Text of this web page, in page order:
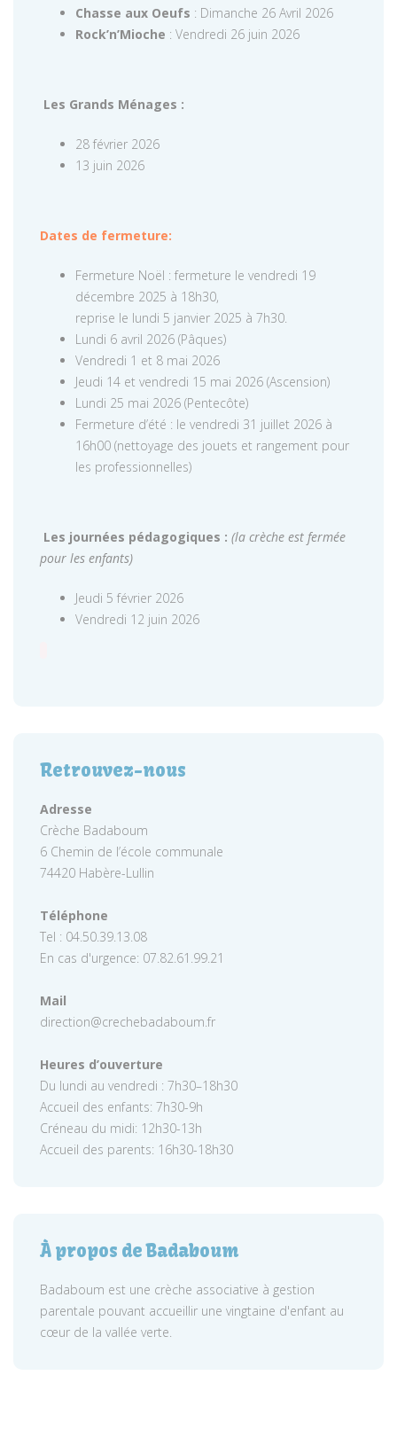
Chasse aux Oeufs : Dimanche 26 Avril 2026
Rock’n’Mioche : Vendredi 26 juin 2026
Les Grands Ménages :
28 février 2026
13 juin 2026
Dates de fermeture:
Fermeture Noël : fermeture le vendredi 19
décembre 2025 à 18h30,
reprise le lundi 5 janvier 2025 à 7h30.
Lundi 6 avril 2026 (Pâques)
Vendredi 1 et 8 mai 2026
Jeudi 14 et vendredi 15 mai 2026 (Ascension)
Lundi 25 mai 2026 (Pentecôte)
Fermeture d’été : le vendredi 31 juillet 2026 à
16h00 (nettoyage des jouets et rangement pour
les professionnelles)
Les journées pédagogiques : (la crèche est fermée
pour les enfants)
Jeudi 5 février 2026
Vendredi 12 juin 2026
Retrouvez-nous
Adresse
Crèche Badaboum
6 Chemin de l’école communale
74420 Habère-Lullin
Téléphone
Tel : 04.50.39.13.08
En cas d'urgence: 07.82.61.99.21
Mail
direction@crechebadaboum.fr
Heures d’ouverture
Du lundi au vendredi : 7h30–18h30
Accueil des enfants: 7h30-9h
Créneau du midi: 12h30-13h
Accueil des parents: 16h30-18h30
À propos de Badaboum
Badaboum est une crèche associative à gestion
parentale pouvant accueillir une vingtaine d'enfant au
cœur de la vallée verte.